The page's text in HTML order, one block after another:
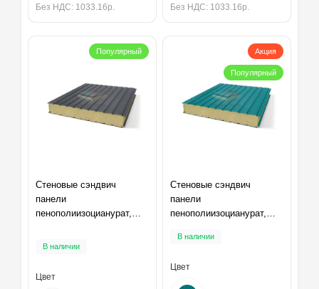
Без НДС: 1033.16р. Без НДС: 1033.16р.
Популярный
Стеновые сэндвич
панели
пенополиизоцианурат,
толщина 10 мм, RAL7024
В наличии
Цвет
Акция
Популярный
Стеновые сэндвич
панели
пенополиизоцианурат,
толщина 10 мм, RAL5021
В наличии
Цвет